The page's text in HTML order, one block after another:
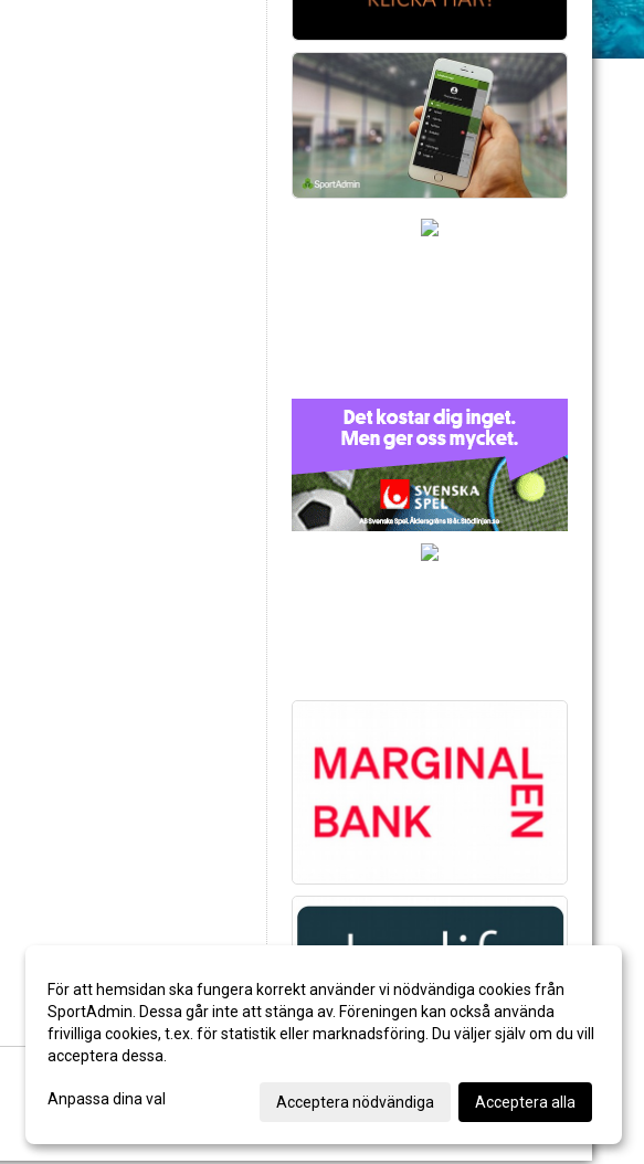
För att hemsidan ska fungera korrekt använder vi nödvändiga cookies från
SportAdmin. Dessa går inte att stänga av. Föreningen kan också använda
frivilliga cookies, t.ex. för statistik eller marknadsföring. Du väljer själv om du vill
acceptera dessa.
Anpassa dina val Acceptera nödvändiga Acceptera alla